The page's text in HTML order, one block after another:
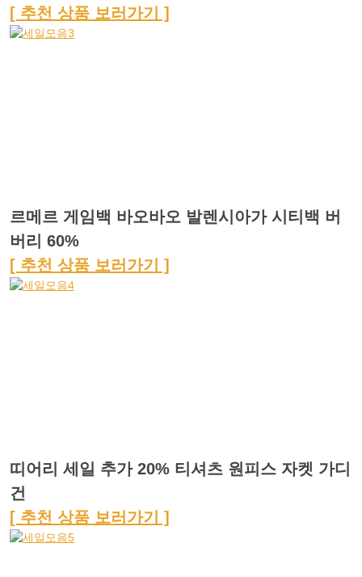
[ 추천 상품 보러가기 ]
르메르 게임백 바오바오 발렌시아가 시티백 버
버리 60%
[ 추천 상품 보러가기 ]
띠어리 세일 추가 20% 티셔츠 원피스 자켓 가디
건
[ 추천 상품 보러가기 ]